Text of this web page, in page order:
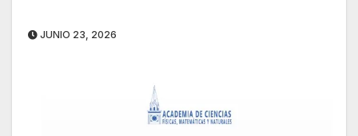
JUNIO 23, 2026